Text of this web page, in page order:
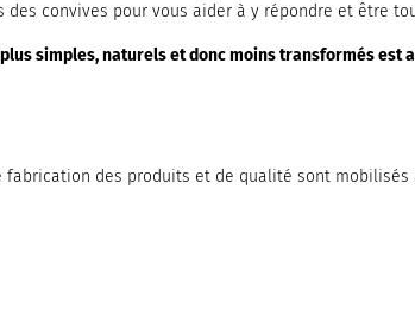
convives pour vous aider à y répondre et être
simples, naturels et donc moins transformés est
des produits et de qualité sont